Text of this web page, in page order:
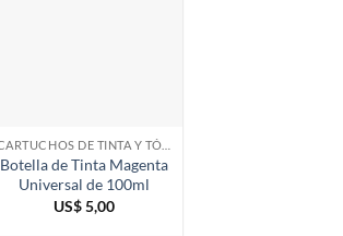
Botella de Tinta Magenta
Universal de 100ml
US$5,00